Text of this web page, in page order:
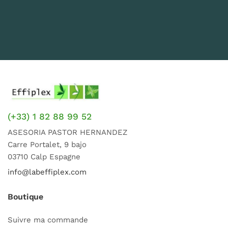
(+33) 1 82 88 99 52
ASESORIA PASTOR HERNANDEZ
Carre Portalet, 9 bajo
03710 Calp Espagne
info@labeffiplex.com
Boutique
Suivre ma commande